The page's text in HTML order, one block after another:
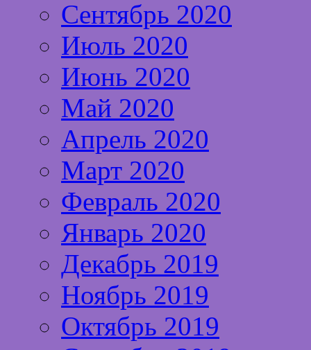
Сентябрь 2020
Июль 2020
Июнь 2020
Май 2020
Апрель 2020
Март 2020
Февраль 2020
Январь 2020
Декабрь 2019
Ноябрь 2019
Октябрь 2019